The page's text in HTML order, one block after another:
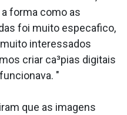
forma como as
foi muito especa­fico,
interessados
criar ca³pias digitais
"
que as imagens